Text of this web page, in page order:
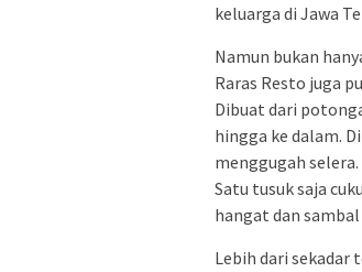
keluarga di Jawa
Namun bukan
Raras Resto juga
Dibuat dari
hingga ke dalam.
menggugah selera.
Satu tusuk saja
hangat dan
Lebih dari sekadar